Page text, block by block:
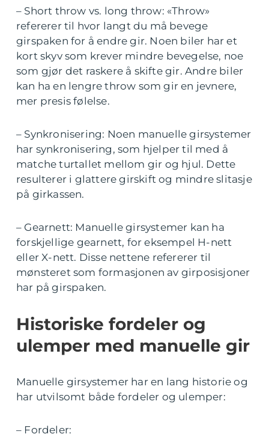
– Short throw vs. long throw: «Throw»
refererer til hvor langt du må bevege
girspaken for å endre gir. Noen biler har et
kort skyv som krever mindre bevegelse, noe
som gjør det raskere å skifte gir. Andre biler
kan ha en lengre throw som gir en jevnere,
mer presis følelse.
– Synkronisering: Noen manuelle girsystemer
har synkronisering, som hjelper til med å
matche turtallet mellom gir og hjul. Dette
resulterer i glattere girskift og mindre slitasje
på girkassen.
– Gearnett: Manuelle girsystemer kan ha
forskjellige gearnett, for eksempel H-nett
eller X-nett. Disse nettene refererer til
mønsteret som formasjonen av girposisjoner
har på girspaken.
Historiske fordeler og
ulemper med manuelle gir
Manuelle girsystemer har en lang historie og
har utvilsomt både fordeler og ulemper:
– Fordeler: